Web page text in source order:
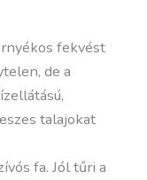
fekvést
de a
talajokat
fa. Jól tűri a